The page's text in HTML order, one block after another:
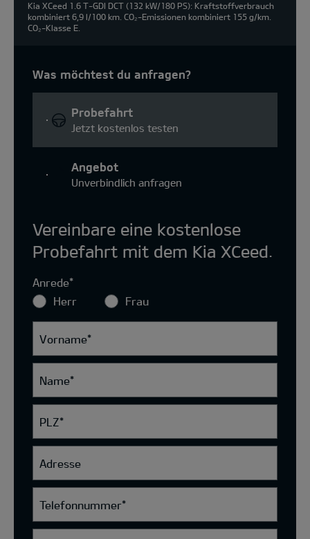
Kia XCeed 1.6 T-GDI DCT (132 kW/180 PS): Kraftstoffverbrauch
kombiniert 6,9 l/100 km. CO₂-Emissionen kombiniert 155 g/km.
CO₂-Klasse E.
Was möchtest du anfragen?
Probefahrt
Jetzt kostenlos testen
Angebot
Unverbindlich anfragen
Vereinbare eine kostenlose
Probefahrt mit dem Kia XCeed.
Anrede*
Herr
Frau
Vorname*
Name*
PLZ*
Adresse
Telefonnummer*